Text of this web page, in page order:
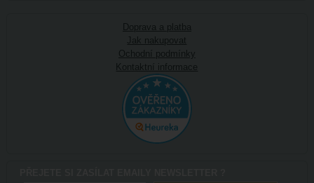
Doprava a platba
Jak nakupovat
Ochodní podmínky
Kontaktní informace